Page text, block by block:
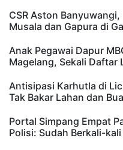
CSR Aston
Musala dan Gapura di
Anak Pegawai Dapur
Magelang, Sekali Daftar
Antisipasi Karhutla di
Tak Bakar Lahan dan
Portal Simpang Empat
Polisi: Sudah Berkali-